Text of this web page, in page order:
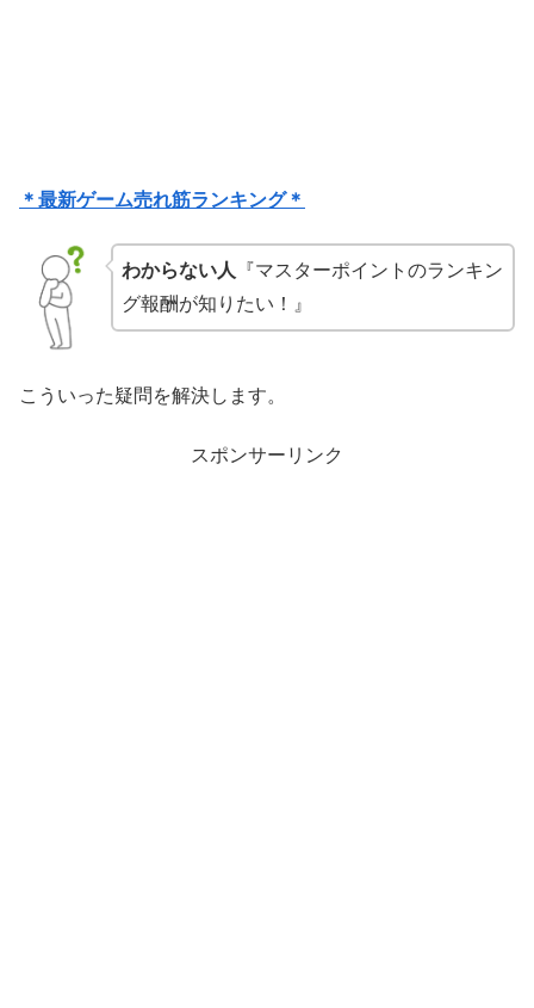
＊最新ゲーム売れ筋ランキング＊
わからない人 『マスターポイントのランキン
グ報酬が知りたい！』
こういった疑問を解決します。
スポンサーリンク